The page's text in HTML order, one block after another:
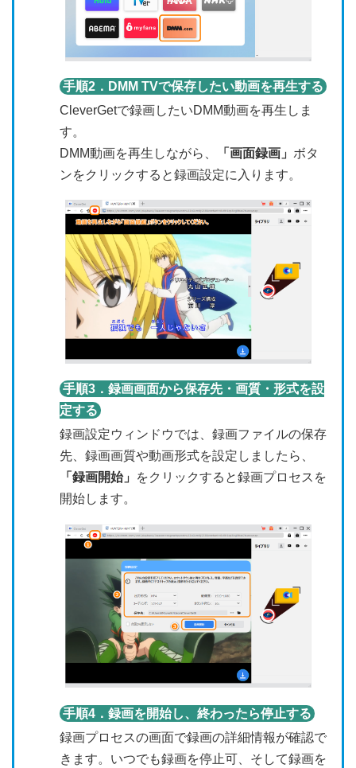
手順2．DMM TVで保存したい動画を再生する
CleverGetで録画したいDMM動画を再生しま
す。
DMM動画を再生しながら、
「画面録画」 ボタ
ンをクリックすると録画設定に入ります。
手順3．録画画面から保存先・画質・形式を設
定する
録画設定ウィンドウでは、録画ファイルの保存
先、録画画質や動画形式を設定しましたら、
「録画開始」
をクリックすると録画プロセスを
開始します。
手順4．録画を開始し、終わったら停止する
録画プロセスの画面で録画の詳細情報が確認で
きます。いつでも録画を停止可、そして録画を